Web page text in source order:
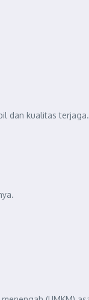
dan kualitas terjaga.